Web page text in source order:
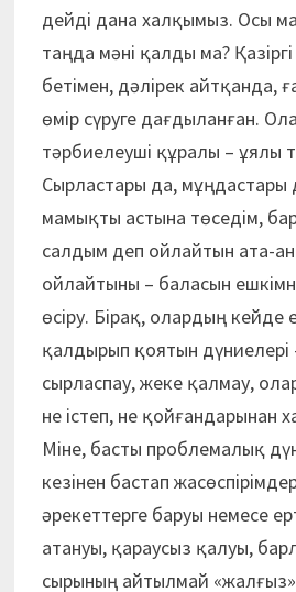
дейді дана халқымыз. Осы
таңда мәні қалды ма?
бетімен, дәлірек айтқанда,
өмір сүруге дағдыланған.
тәрбиелеуші құралы – ұялы
Сырластары да, мұңдастары
мамықты астына төседім, бар
салдым деп ойлайтын ата-
ойлайтыны – баласын
өсіру. Бірақ, олардың кейде
қалдырып қоятын
сырласпау, жеке қалмау,
не істеп, не қойғандарынан
Міне, басты проблемалық
кезінен бастап
әрекеттерге баруы немесе
атануы, қараусыз қалуы,
сырының айтылмай